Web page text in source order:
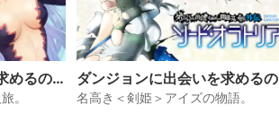
めるの
ファミ
レイ
。
ダンジョンに出会いを求めるの
は間違っているだろうか外伝 ソ
ード・オラトリア
名高き＜剣姫＞アイズの物語。